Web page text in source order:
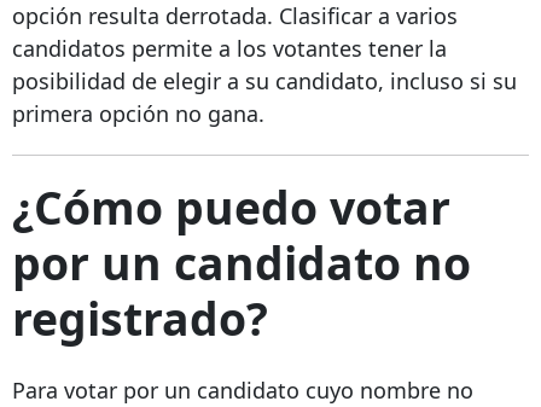
opción resulta derrotada. Clasificar a varios
candidatos permite a los votantes tener la
posibilidad de elegir a su candidato, incluso si su
primera opción no gana.
¿Cómo puedo votar
por un candidato no
registrado?
Para votar por un candidato cuyo nombre no